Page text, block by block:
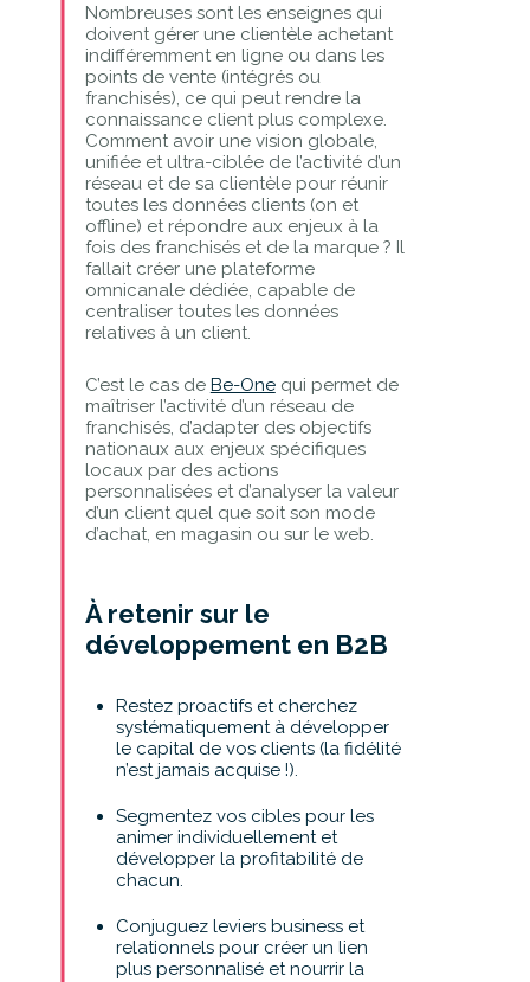
Nombreuses sont les enseignes qui
doivent gérer une clientèle achetant
indifféremment en ligne ou dans les
points de vente (intégrés ou
franchisés), ce qui peut rendre la
connaissance client plus complexe.
Comment avoir une vision globale,
unifiée et ultra-ciblée de l’activité d’un
réseau et de sa clientèle pour réunir
toutes les données clients (on et
offline) et répondre aux enjeux à la
fois des franchisés et de la marque ? Il
fallait créer une plateforme
omnicanale dédiée, capable de
centraliser toutes les données
relatives à un client.
C’est le cas de Be-Onequi permet de
maîtriser l’activité d’un réseau de
franchisés, d’adapter des objectifs
nationaux aux enjeux spécifiques
locaux par des actions
personnalisées et d’analyser la valeur
d’un client quel que soit son mode
d’achat, en magasin ou sur le web.
À retenir sur le
développement en B2B
Restez proactifs et cherchez
systématiquement à développer
le capital de vos clients (la fidélité
n’est jamais acquise !).
Segmentez vos cibles pour les
animer individuellement et
développer la profitabilité de
chacun.
Conjuguez leviers business et
relationnels pour créer un lien
plus personnalisé et nourrir la